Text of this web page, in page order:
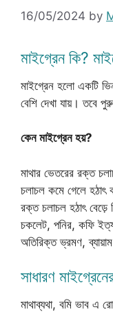
16/05/2024 by
মাইগ্রেন কি?
মাইগ্রেন হলো একটি
বেশি দেখা যায়। তবে
কেন মাইগ্রেন হয়?
মাথার ভেতরের রক্ত
চলাচল কমে গেলে হঠাৎ
রক্ত চলাচল হঠাৎ বেড়ে
চকলেট, পনির, কফি
অতিরিক্ত ভ্রমণ,
সাধারণ
মাথাব্যথা, বমি ভাব এ